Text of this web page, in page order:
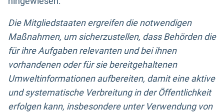
Die Mitgliedstaaten ergreifen die notwendigen
Maßnahmen, um sicherzustellen, dass Behörden die
für ihre Aufgaben relevanten und bei ihnen
vorhandenen oder für sie bereitgehaltenen
Umweltinformationen aufbereiten, damit eine aktive
und systematische Verbreitung in der Öffentlichkeit
erfolgen kann, insbesondere unter Verwendung von